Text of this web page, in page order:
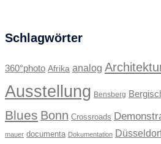
Schlagwörter
360°photo Afrika analog
Ausstellung Bensberg
Blues Bonn Crossroads
mauer documenta Dokumentation